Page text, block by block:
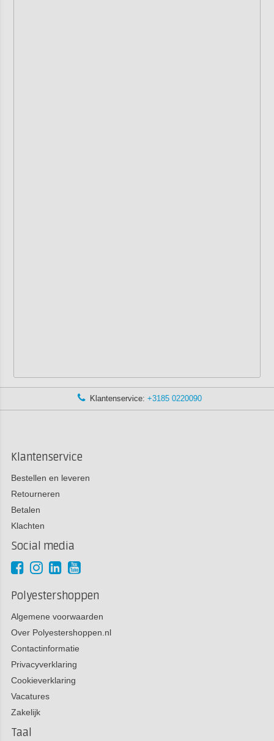
Klantenservice: +3185 0220090
Klantenservice
Bestellen en leveren
Retourneren
Betalen
Klachten
Social media
Polyestershoppen
Algemene voorwaarden
Over Polyestershoppen.nl
Contactinformatie
Privacyverklaring
Cookieverklaring
Vacatures
Zakelijk
Taal